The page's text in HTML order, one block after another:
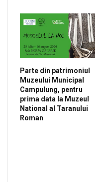
Parte din patrimoniul
Muzeului Municipal
Campulung, pentru
prima data la Muzeul
National al Taranului
Roman